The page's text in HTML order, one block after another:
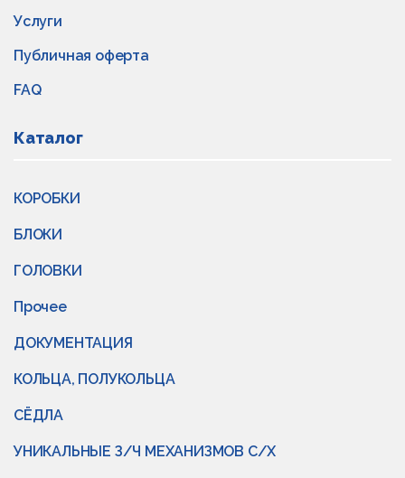
Услуги
Публичная оферта
FAQ
Каталог
КОРОБКИ
БЛОКИ
ГОЛОВКИ
Прочее
ДОКУМЕНТАЦИЯ
КОЛЬЦА, ПОЛУКОЛЬЦА
СЁДЛА
УНИКАЛЬНЫЕ З/Ч МЕХАНИЗМОВ С/Х